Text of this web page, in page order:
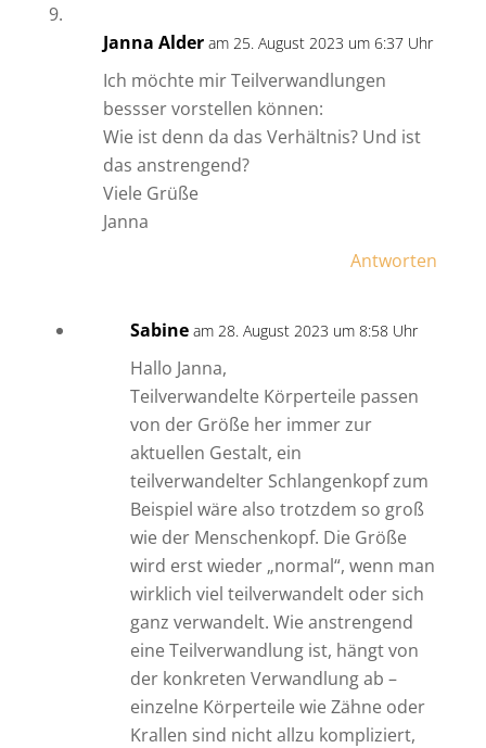
Janna Alder am 25. August 2023 um 6:37 Uhr
Ich möchte mir Teilverwandlungen
bessser vorstellen können:
Wie ist denn da das Verhältnis? Und ist
das anstrengend?
Viele Grüße
Janna
Antworten
Sabine am 28. August 2023 um 8:58 Uhr
Hallo Janna,
Teilverwandelte Körperteile passen
von der Größe her immer zur
aktuellen Gestalt, ein
teilverwandelter Schlangenkopf zum
Beispiel wäre also trotzdem so groß
wie der Menschenkopf. Die Größe
wird erst wieder „normal“, wenn man
wirklich viel teilverwandelt oder sich
ganz verwandelt. Wie anstrengend
eine Teilverwandlung ist, hängt von
der konkreten Verwandlung ab –
einzelne Körperteile wie Zähne oder
Krallen sind nicht allzu kompliziert,